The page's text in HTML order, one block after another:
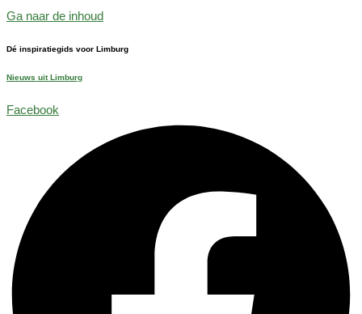
Ga naar de inhoud
Dé inspiratiegids voor Limburg
Nieuws uit Limburg
Facebook